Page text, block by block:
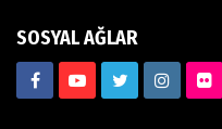
Sanem
SÖZ BÜYÜDÜR
SOSYAL AĞLAR